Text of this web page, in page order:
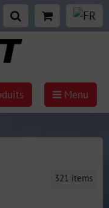
Menu
321 items